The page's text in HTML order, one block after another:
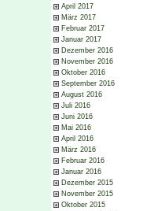
April 2017
März 2017
Februar 2017
Januar 2017
Dezember 2016
November 2016
Oktober 2016
September 2016
August 2016
Juli 2016
Juni 2016
Mai 2016
April 2016
März 2016
Februar 2016
Januar 2016
Dezember 2015
November 2015
Oktober 2015